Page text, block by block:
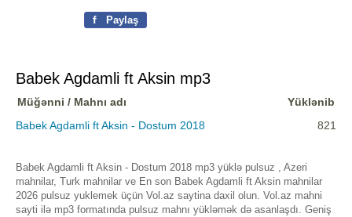
f Paylaş
Babek Agdamli ft Aksin mp3
Müğənni / Mahnı adı
Yüklənib
Babek Agdamli ft Aksin - Dostum 2018
821
Babek Agdamli ft Aksin - Dostum 2018 mp3 yüklə pulsuz , Azeri
mahnilar, Turk mahnilar ve En son Babek Agdamli ft Aksin mahnilar
2026 pulsuz yuklemek üçün Vol.az saytina daxil olun. Vol.az mahni
sayti ilə mp3 formatında pulsuz mahnı yükləmək də asanlaşdı. Geniş